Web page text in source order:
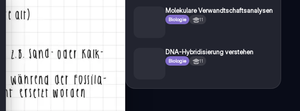
Molekulare Verwandtschaftsanalysen
Biologie 11
DNA-Hybridisierung verstehen
Biologie 11